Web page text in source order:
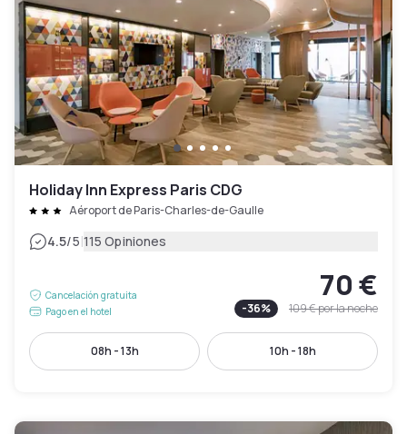
Holiday Inn Express Paris CDG
Aéroport de Paris-Charles-de-Gaulle
4.5/5|115 Opiniones
Cancelación gratuita
Pago en el hotel
70 €
-36% 109 €por la noche
08h - 13h 10h - 18h